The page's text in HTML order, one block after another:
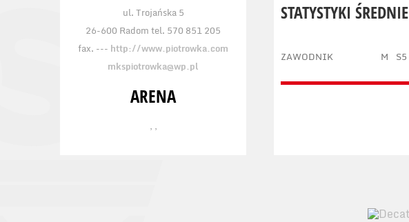
ul. Trojańska 5
26-600 Radom tel. 570 851 205
fax. --- http://www.piotrowka.com
mkspiotrowka@wp.pl
ARENA
, ,
STATYSTYKI ŚREDNIE
ZAWODNIK M S5